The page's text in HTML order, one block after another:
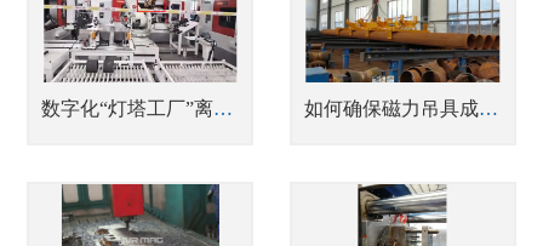
数字化“灯塔工厂”离不开机械手磁力吸盘 如何确保磁力吊具成排搬运多根钢管不掉落？